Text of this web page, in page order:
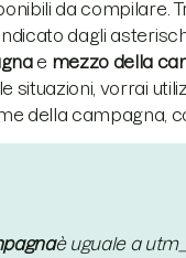
da compilare.
dagli
e mezzo della
situazioni, vorrai
della campagna,
è uguale a